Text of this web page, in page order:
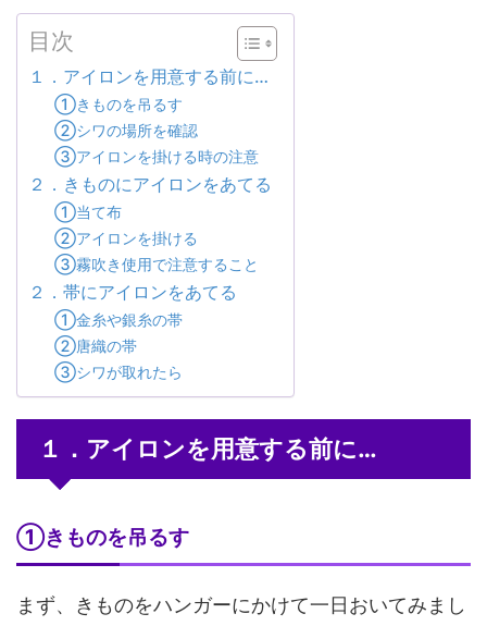
目次
１．アイロンを用意する前に…
①きものを吊るす
②シワの場所を確認
③アイロンを掛ける時の注意
２．きものにアイロンをあてる
①当て布
②アイロンを掛ける
③霧吹き使用で注意すること
２．帯にアイロンをあてる
①金糸や銀糸の帯
②唐織の帯
③シワが取れたら
１．アイロンを用意する前に…
①きものを吊るす
まず、きものをハンガーにかけて一日おいてみまし